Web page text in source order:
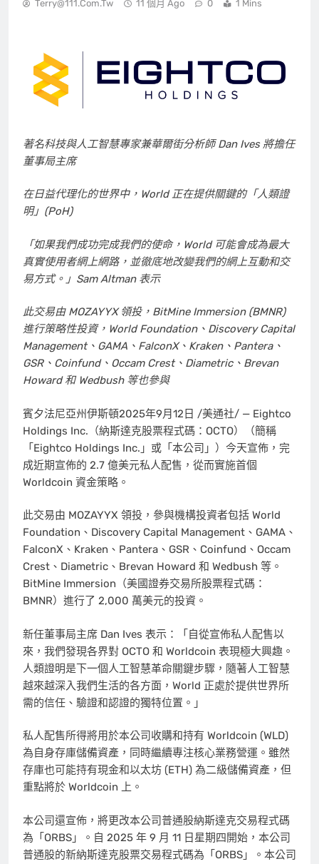
Terry@111.com.tw 11 個月 Ago 0 1 Mins
著名科技與人工智慧專家兼華爾街分析師Dan Ives將擔任
董事局主席
在日益代理化的世界中，World 正在提供關鍵的「人類證
明」(PoH)
「如果我們成功完成我們的使命，World 可能會成為最大
真實使用者網上網路，並徹底地改變我們的網上互動和交
易方式。」 Sam Altman表示
此交易由 MOZAYYX 領投， BitMine Immersion (BMNR)
進行策略性投資，World Foundation、Discovery Capital
Management、GAMA、FalconX、Kraken、Pantera、
GSR、Coinfund、Occam Crest、Diametric、Brevan
Howard 和 Wedbush 等也參與
賓夕法尼亞州伊斯頓2025年9月12日 /美通社/ — Eightco
Holdings Inc.（納斯達克股票程式碼：OCTO）（簡稱
「Eightco Holdings Inc.」或「本公司」）今天宣佈，完
成近期宣佈的 2.7 億美元私人配售，從而實施首個
Worldcoin 資金策略。
此交易由 MOZAYYX 領投，參與機構投資者包括 World
Foundation、Discovery Capital Management、GAMA、
FalconX、Kraken、Pantera、GSR、Coinfund、Occam
Crest、Diametric、Brevan Howard 和 Wedbush 等。
BitMine Immersion（美國證券交易所股票程式碼：
BMNR）進行了 2,000 萬美元的投資。
新任董事局主席 Dan Ives 表示：「自從宣佈私人配售以
來，我們發現各界對 OCTO 和 Worldcoin 表現極大興趣。
人類證明是下一個人工智慧革命關鍵步驟，隨著人工智慧
越來越深入我們生活的各方面，World 正處於提供世界所
需的信任、驗證和認證的獨特位置。」
私人配售所得將用於本公司收購和持有 Worldcoin (WLD)
為自身存庫儲備資產，同時繼續專注核心業務營運。雖然
存庫也可能持有現金和以太坊 (ETH) 為二級儲備資產，但
重點將於 Worldcoin 上。
本公司還宣佈，將更改本公司普通股納斯達克交易程式碼
為「ORBS」。自 2025 年 9 月 11 日星期四開始，本公司
普通股的新納斯達克股票交易程式碼為「ORBS」。本公司